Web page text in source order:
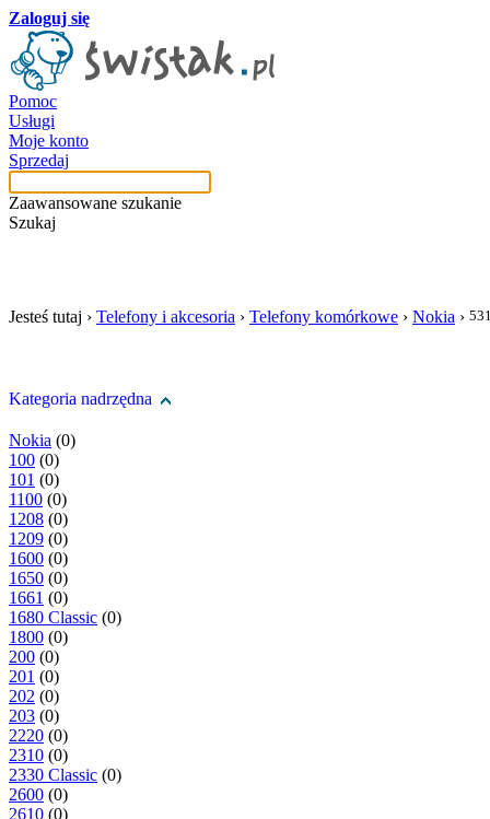
Zaloguj się
Pomoc
Usługi
Moje konto
Sprzedaj
Zaawansowane szukanie
Szukaj
Jesteś tutaj › Telefony i akcesoria › Telefony komórkowe › Nokia ›
Kategoria nadrzędna
Nokia (0)
100 (0)
101 (0)
1100 (0)
1208 (0)
1209 (0)
1600 (0)
1650 (0)
1661 (0)
1680 Classic (0)
1800 (0)
200 (0)
201 (0)
202 (0)
203 (0)
2220 (0)
2310 (0)
2330 Classic (0)
2600 (0)
2610 (0)